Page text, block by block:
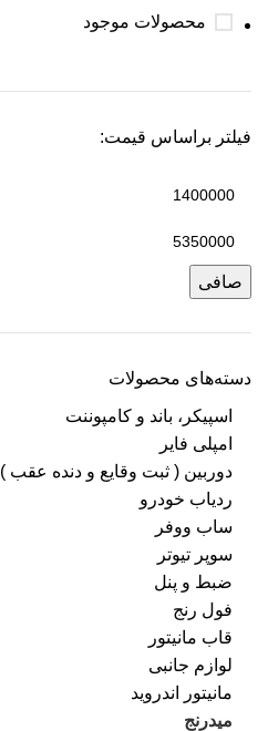
محصولات موجود
فیلتر براساس قیمت:
صافی
دسته‌های محصولات
اسپیکر، باند و کامپوننت
امپلی فایر
دوربین ( ثبت وقایع و دنده عقب )
ردیاب خودرو
ساب ووفر
سوپر تیوتر
ضبط و پنل
فول رنج
قاب مانیتور
لوازم جانبی
مانیتور اندروید
میدرنج